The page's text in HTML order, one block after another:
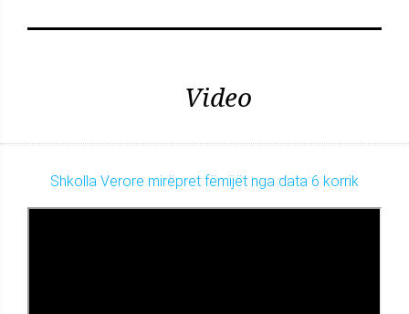
Video
Shkolla Verore mirëpret fëmijët nga data 6 korrik